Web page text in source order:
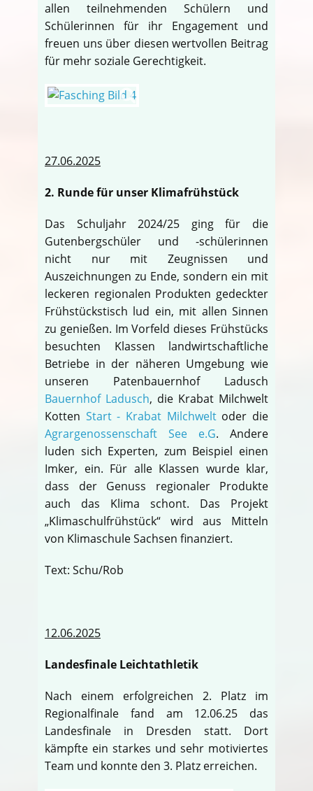
allen teilnehmenden Schülern und
Schülerinnen für ihr Engagement und
freuen uns über diesen wertvollen Beitrag
für mehr soziale Gerechtigkeit.
27.06.2025
2. Runde für unser Klimafrühstück
Das Schuljahr 2024/25 ging für die
Gutenbergschüler und -schülerinnen
nicht nur mit Zeugnissen und
Auszeichnungen zu Ende, sondern ein mit
leckeren regionalen Produkten gedeckter
Frühstückstisch lud ein, mit allen Sinnen
zu genießen. Im Vorfeld dieses Frühstücks
besuchten Klassen landwirtschaftliche
Betriebe in der näheren Umgebung wie
unseren Patenbauernhof Ladusch
Bauernhof Ladusch, die Krabat Milchwelt
Kotten Start - Krabat Milchweltoder die
Agrargenossenschaft See e.G. Andere
luden sich Experten, zum Beispiel einen
Imker, ein. Für alle Klassen wurde klar,
dass der Genuss regionaler Produkte
auch das Klima schont. Das Projekt
„Klimaschulfrühstück“ wird aus Mitteln
von Klimaschule Sachsen finanziert.
Text: Schu/Rob
12.06.2025
Landesfinale Leichtathletik
Nach einem erfolgreichen 2. Platz im
Regionalfinale fand am 12.06.25 das
Landesfinale in Dresden statt. Dort
kämpfte ein starkes und sehr motiviertes
Team und konnte den 3. Platz erreichen.